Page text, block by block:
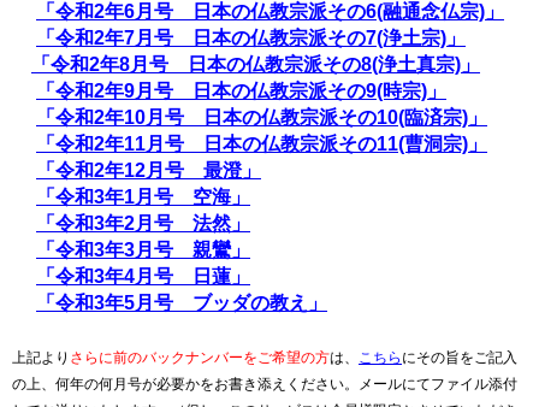
「令和2年6月号 日本の仏教宗派その6(融通念仏宗)」
「令和2年7月号 日本の仏教宗派その7(浄土宗)」
「令和2年8月号 日本の仏教宗派その8(浄土真宗)」
「令和2年9月号 日本の仏教宗派その9(時宗)」
「令和2年10月号 日本の仏教宗派その10(臨済宗)」
「令和2年11月号 日本の仏教宗派その11(曹洞宗)」
「令和2年12月号 最澄」
「令和3年1月号 空海」
「令和3年2月号 法然」
「令和3年3月号 親鸞」
「令和3年4月号 日蓮」
「令和3年5月号 ブッダの教え」
上記より さらに前のバックナンバーをご希望の方は、 こちら にその旨をご記入
の上、何年の何月号が必要かをお書き添えください。メールにてファイル添付